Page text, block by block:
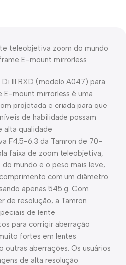
teleobjetiva zoom do mundo
E-mount mirrorless
III RXD (modelo A047) para
E-mount mirrorless é uma
projetada e criada para que
de habilidade possam
alta qualidade
F4.5-6.3 da Tamron de 70-
faixa de zoom teleobjetiva,
mundo e o peso mais leve,
com um diâmetro
apenas 545 g. Com
de resolução, a Tamron
de lente
para corrigir aberração
fortes em lentes
outras aberrações. Os usuários
de alta resolução